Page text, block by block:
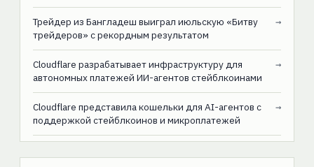
Трейдер из Бангладеш выиграл июльскую «Битву
трейдеров» с рекордным результатом
→
Cloudflare разрабатывает инфраструктуру для
автономных платежей ИИ-агентов стейблкоинами
→
Cloudflare представила кошельки для AI-агентов с
поддержкой стейблкоинов и микроплатежей
→